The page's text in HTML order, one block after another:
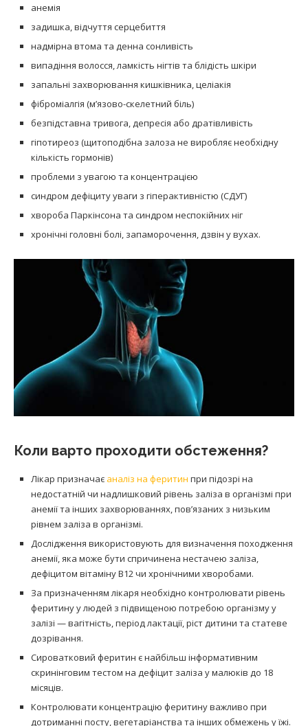
анемія
задишка, відчуття серцебиття
надмірна втома та денна сонливість
випадіння волосся, ламкість нігтів та блідість шкіри
запальні захворювання кишківника, целіакія
фіброміалгія (м’язово-скелетний біль)
безпідставна тривога, депресія або дратівливість
гіпотиреоз (щитоподібна залоза не виробляє необхідну
кількість гормонів)
проблеми з увагою та концентрацією
синдром дефіциту уваги з гіперактивністю (СДУГ)
хвороба Паркінсона та синдром неспокійних ніг
хронічні головні болі, запаморочення, дзвін у вухах.
Коли варто проходити обстеження?
Лікар призначає аналіз на феритин при підозрі на
недостатній чи надлишковий рівень заліза в організмі при
анемії та інших захворюваннях, пов’язаних з низьким
рівнем заліза в організмі.
Дослідження використовують для визначення походження
анемії, яка може бути спричинена нестачею заліза,
дефіцитом вітаміну В12 чи хронічними хворобами.
За призначенням лікаря необхідно контролювати рівень
феритину у людей з підвищеною потребою організму у
залізі — вагітність, період лактації, ріст дитини та статеве
дозрівання.
Сироватковий феритин є найбільш інформативним
скринінговим тестом на дефіцит заліза у малюків до 18
місяців.
Контролювати концентрацію феритину важливо при
дотриманні посту, вегетаріанства та інших обмежень у їжі.